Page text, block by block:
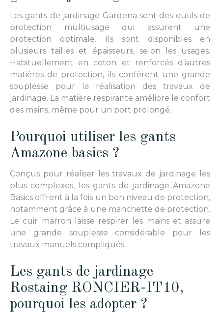
Les gants de jardinage Gardena sont des outils de
protection multiusage qui assurent une
protection optimale. Ils sont disponibles en
plusieurs tailles et épaisseurs, selon les usages.
Habituellement en coton et renforcés d’autres
matières de protection, ils confèrent une grande
souplesse pour la réalisation des travaux de
jardinage. La matière respirante améliore le confort
des mains, même pour un port prolongé.
Pourquoi utiliser les gants
Amazone basics ?
Conçus pour réaliser les travaux de jardinage les
plus complexes, les gants de jardinage Amazone
Basics offrent à la fois un bon niveau de protection,
notamment grâce à une manchette de protection.
Le cuir marron laisse respirer les mains et assure
une grande souplesse considérable pour les
travaux manuels compliqués.
Les gants de jardinage
Rostaing RONCIER-IT10,
pourquoi les adopter ?